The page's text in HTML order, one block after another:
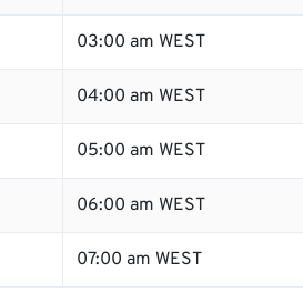
03:00 am WEST
04:00 am WEST
05:00 am WEST
06:00 am WEST
07:00 am WEST